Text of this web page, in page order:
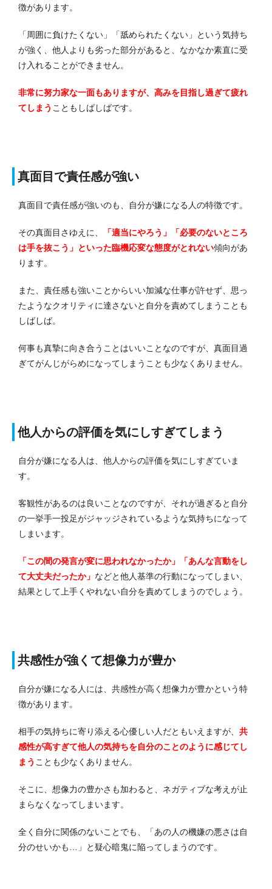
徴があります。
「周囲に負けたくない」「舐められたくない」という気持ち
が強く、他人よりも劣った部分があると、なかなか素直に受
け入れることができません。
非常に努力家な一面もありますが、高みを目指し過ぎて疲れ
てしまう こともしばしばです。
真面目で責任感が強い
真面目で責任感が強いのも、自分が嫌になる人の特徴です。
その真面目さゆえに、
「適当にやろう」「必要のないところ
は手を抜こう」といった臨機応変な態度がとれない傾向があ
ります。
また、責任感も強いことからいい加減な仕事が許せず、思っ
たようなクオリティに達さないと自分を責めてしまうことも
しばしば。
何事も真摯に向き合うことはいいことなのですが、真面目過
ぎてがんじがらめになってしまうことも少なくありません。
他人からの評価を気にしすぎてしまう
自分が嫌になる人は、他人からの評価を気にしすぎていま
す。
客観性があるのは良いことなのですが、それが過ぎると自分
の一挙手一投足がジャッジされているような気持ちになって
しまいます。
「この間の発言が変に思われなかったか」「あんな言動をし
て大丈夫だったか」 などと他人基準の行動になってしまい、
結果として上手くやれない自分を責めてしまうのでしょう。
共感性が強くて想像力が豊か
自分が嫌になる人には、共感性が高く想像力が豊かという特
徴があります。
相手の気持ちに寄り添える心優しい人だともいえますが、 共
感性が高すぎて他人の気持ちを自分のことのように感じてし
まう ことも少なくありません。
そこに、想像力の豊かさも加わると、ネガティブな考えが止
まらなくなってしまいます。
全く自分に関係のないことでも、「あの人の機嫌の悪さは自
分のせいかも…」と疑心暗鬼に陥ってしまうのです。